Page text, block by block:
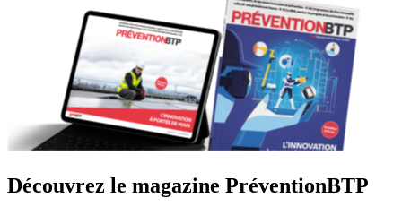
Découvrez le magazine PréventionBTP